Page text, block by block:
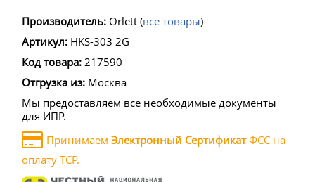
Производитель: Orlett (все товары)
Артикул: HKS-303 2G
Код товара: 217590
Отгрузка из: Москва
Мы предоставляем все необходимые документы
для ИПР.
Принимаем Электронный СертификатФСС на
оплату ТСР.